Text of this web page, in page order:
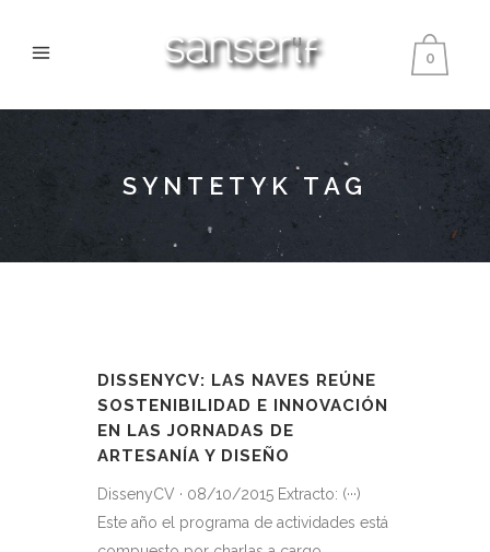
0
SYNTETYK TAG
DISSENYCV: LAS NAVES REÚNE
SOSTENIBILIDAD E INNOVACIÓN
EN LAS JORNADAS DE
ARTESANÍA Y DISEÑO
DissenyCV · 08/10/2015 Extracto: (···)
Este año el programa de actividades está